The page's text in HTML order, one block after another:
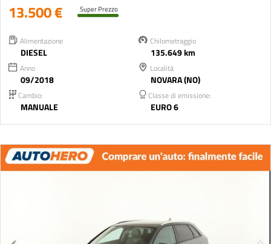
13.500 € Super Prezzo
Alimentazione
DIESEL
Chilometraggio
135.649 km
Anno
09/2018
Località
NOVARA (NO)
Cambio:
MANUALE
Classe di emissione:
EURO 6